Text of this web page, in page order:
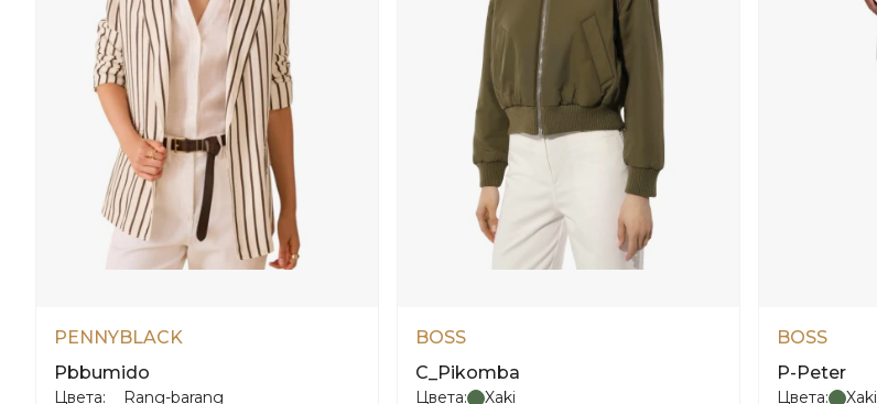
PENNYBLACK
Pbbumido
Цвета: Rang-barang
BOSS
C_Pikomba
Цвета: Xaki
BOSS
P-Peter
Цвета: Xaki